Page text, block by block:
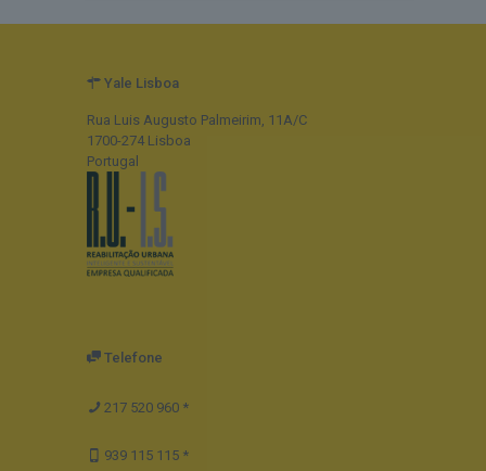
Yale Lisboa
Rua Luis Augusto Palmeirim, 11A/C
1700-274 Lisboa
Portugal
Telefone
217 520 960 *
939 115 115 *